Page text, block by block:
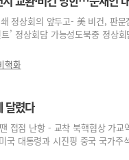
쇄 정상회의 앞두고- 美 비건, 판
트’ 정상회담 가능성도북중 정
핵화
달렸다
접점 난항 - 교착 북핵협상 가
대통령과 시진핑 중국 국가